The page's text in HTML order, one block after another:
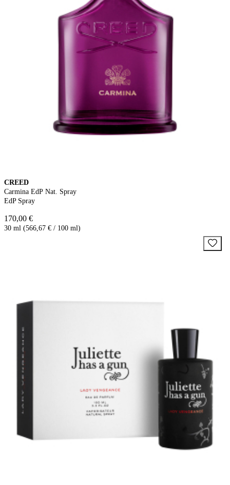
CREED
Carmina EdP Nat. Spray
EdP Spray
170,00 €
30 ml (566,67 € / 100 ml)